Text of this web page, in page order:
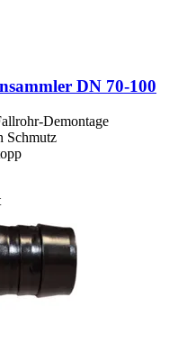
DN 70-​100
Demontage
Schmutz